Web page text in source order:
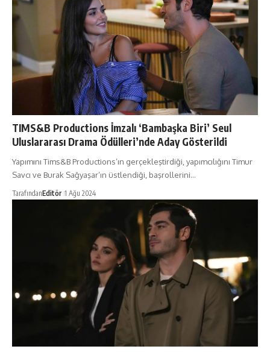
TIMS&B Productions İmzalı ‘Bambaşka Biri’ Seul
Uluslararası Drama Ödülleri’nde Aday Gösterildi
Yapımını Tims&B Productions’ın gerçekleştirdiği, yapımcılığını Timur
Savcı ve Burak Sağyaşar’ın üstlendiği, başrollerini…
TarafındanEditör 1 Ağu 2024